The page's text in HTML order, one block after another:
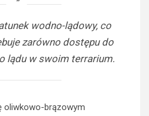
wodno-lądowy, co
zarówno dostępu do
lądu w swoim terrarium.
oliwkowo-brązowym